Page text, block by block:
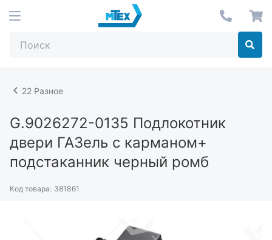
22 Разное
G.9026272-0135 Подлокотник
двери ГАЗель с карманом+
подстаканник черный ромб
Код товара: 381861